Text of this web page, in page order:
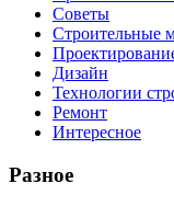
Советы
Строительные
Дизайн
Технологии
Ремонт
Интересное
Разное